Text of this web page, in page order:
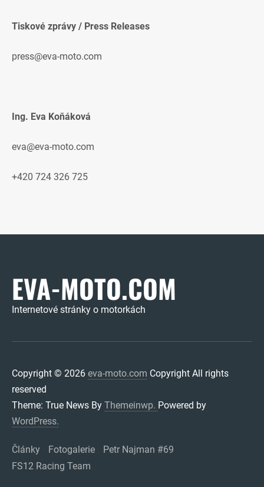
Tiskové zprávy / Press Releases
press@eva-moto.com
Ing. Eva Koňáková
eva@eva-moto.com
+420 724 326 725
EVA-MOTO.COM
Internetové stránky o motorkách
Copyright © 2026 eva-moto.com Copyright All rights
reserved
Theme: True News By Themeinwp. Powered by
WordPress.
Články Fotogalerie
Petr Najman #69
FS12 Racing Team